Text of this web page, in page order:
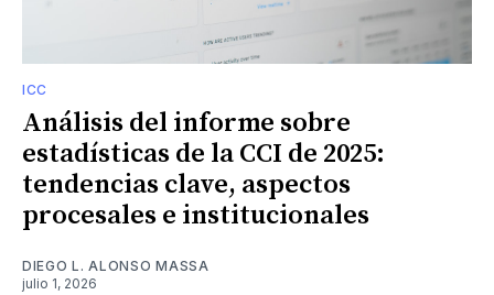
ICC
Análisis del informe sobre
estadísticas de la CCI de 2025:
tendencias clave, aspectos
procesales e institucionales
DIEGO L. ALONSO MASSA
julio 1, 2026